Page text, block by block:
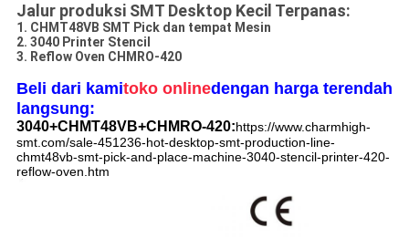
Jalur produksi SMT Desktop Kecil Terpanas:
1. CHMT48VB SMT Pick dan tempat Mesin
2. 3040 Printer Stencil
3. Reflow Oven CHMRO-420
Beli dari kamitoko onlinedengan harga terendah
langsung:
3040+CHMT48VB+CHMRO-420:https://www.charmhigh-
smt.com/sale-451236-hot-desktop-smt-production-line-
chmt48vb-smt-pick-and-place-machine-3040-stencil-printer-420-
reflow-oven.htm